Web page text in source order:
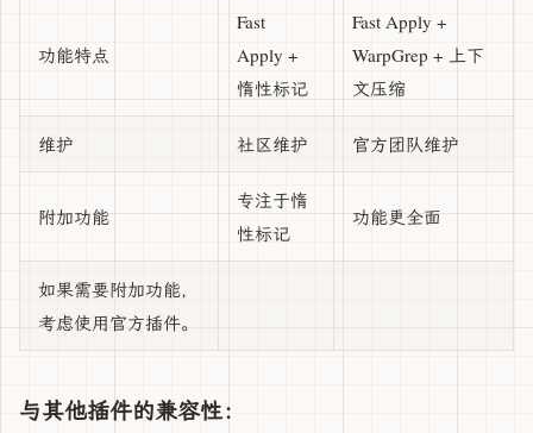
功能特点
Fast
Apply +
惰性标记
Fast Apply +
WarpGrep + 上下
文压缩
维护 社区维护 官方团队维护
附加功能
专注于惰
性标记
功能更全面
如果需要附加功能，
考虑使用官方插件。
与其他插件的兼容性：